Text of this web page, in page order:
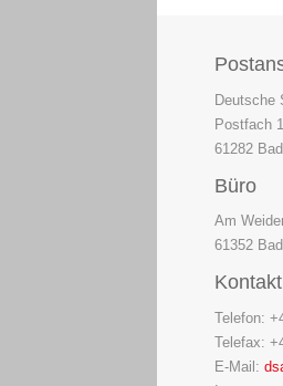
Deutsche
Postfach
61282
Büro
Am
61352
Kontakt
Telefon:
Telefax:
E-Mail: